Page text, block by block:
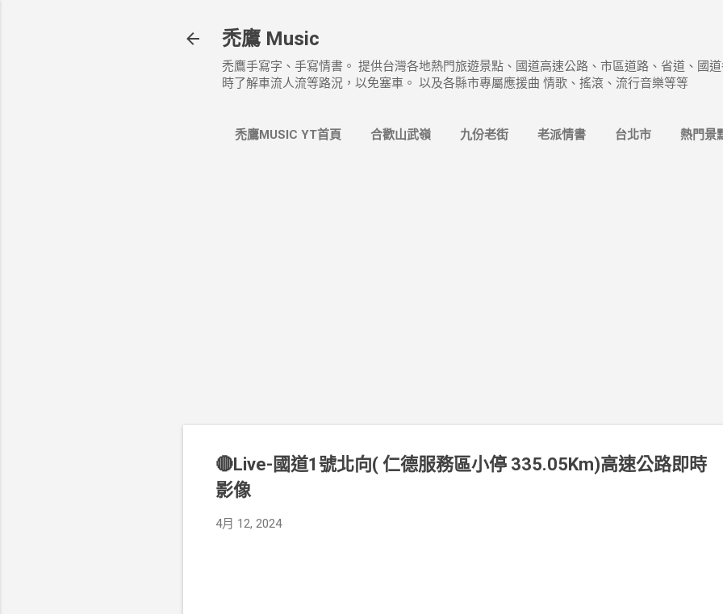
禿鷹 Music
禿鷹手寫字、手寫情書。 提供台灣各地熱門旅遊景點、國道高速公路、市區道路、省道、國
時了解車流人流等路況，以免塞車。 以及各縣市專屬應援曲 情歌、搖滾、流行音樂等等
禿鷹MUSIC YT首頁 合歡山武嶺 九份老街 老派情書 台北市 熱門景
🔴Live-國道1號北向( 仁德服務區小停 335.05Km)高速公路即時
影像
4月 12, 2024